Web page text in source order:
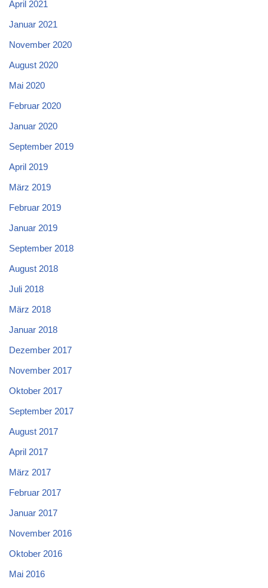
April 2021
Januar 2021
November 2020
August 2020
Mai 2020
Februar 2020
Januar 2020
September 2019
April 2019
März 2019
Februar 2019
Januar 2019
September 2018
August 2018
Juli 2018
März 2018
Januar 2018
Dezember 2017
November 2017
Oktober 2017
September 2017
August 2017
April 2017
März 2017
Februar 2017
Januar 2017
November 2016
Oktober 2016
Mai 2016